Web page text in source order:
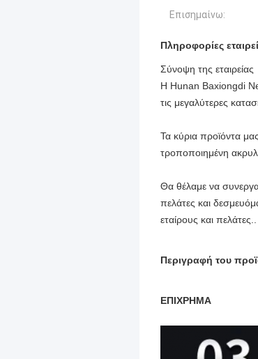
Επισημαίνω:
Πληροφορίες
Σύνοψη της εταιρείας
Η Hunan Baxiongdi
τις μεγαλύτερες
Τα κύρια προϊόντα
τροποποιημένη
Θα θέλαμε να
πελάτες και
εταίρους και πελάτες..
Περιγραφή του
ΕΠΙΧΡΗΜΑ